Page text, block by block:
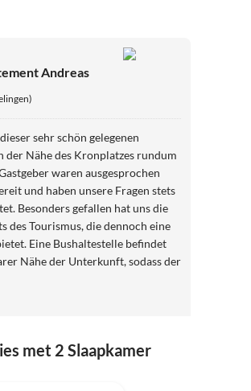
Andreas
sehr schön gelegenen
der Nähe des Kronplatzes rundum
waren ausgesprochen
und haben unsere Fragen stets
die
des Tourismus, die dennoch eine
Eine Bushaltestelle befindet
Nähe der Unterkunft, sodass der
Pluspunkt ist die
und wir haben alles so
met 2 Slaapkamer